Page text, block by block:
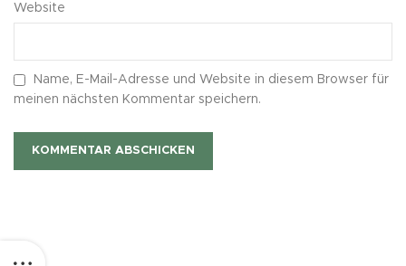
Website
Name, E-Mail-Adresse und Website in diesem Browser für
meinen nächsten Kommentar speichern.